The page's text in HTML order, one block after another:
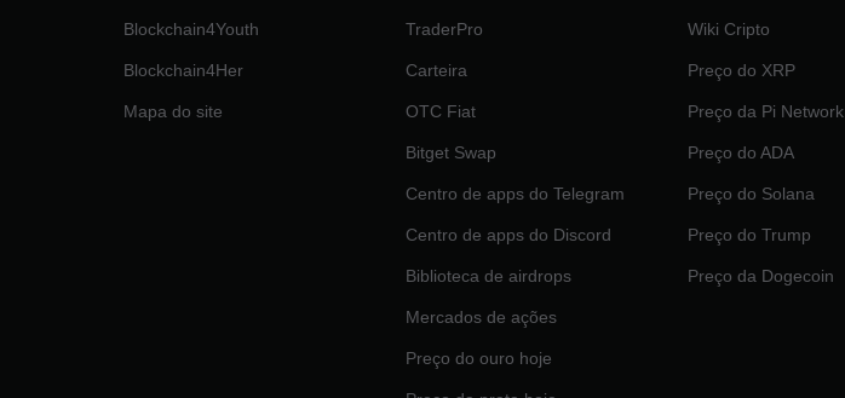
Blockchain4Youth
Blockchain4Her
Mapa do site
TraderPro
Carteira
OTC Fiat
Bitget Swap
Centro de apps do Telegram
Centro de apps do Discord
Biblioteca de airdrops
Mercados de ações
Preço do ouro hoje
Wiki Cripto
Preço do XRP
Preço da Pi Network
Preço do ADA
Preço do Solana
Preço do Trump
Preço da Dogecoin